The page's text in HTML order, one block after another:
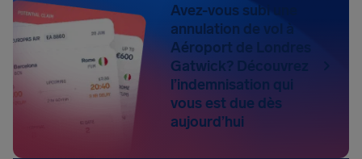
Avez-vous subi une
annulation de vol à
Aéroport de Londres
Gatwick? Découvrez
l’indemnisation qui
vous est due dès
aujourd’hui